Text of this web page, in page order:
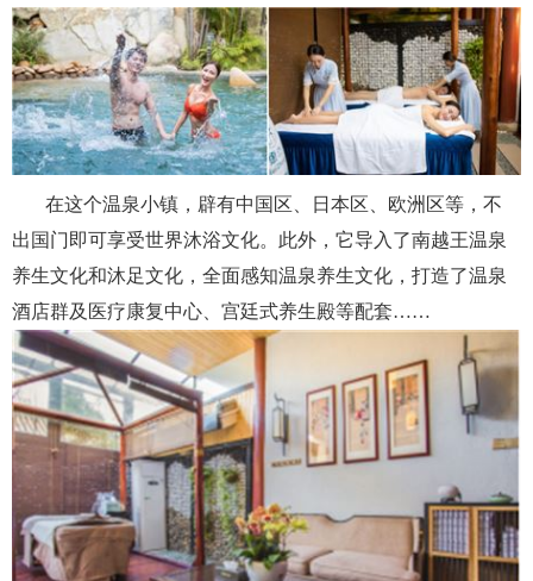
在这个温泉小镇，辟有中国区、日本区、欧洲区等，不
出国门即可享受世界沐浴文化。此外，它导入了南越王温泉
养生文化和沐足文化，全面感知温泉养生文化，打造了温泉
酒店群及医疗康复中心、宫廷式养生殿等配套……